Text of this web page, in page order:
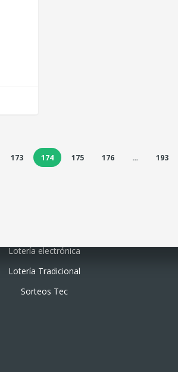
173 174 175 176 … 193
Lotería electrónica
Lotería Tradicional
Sorteos Tec